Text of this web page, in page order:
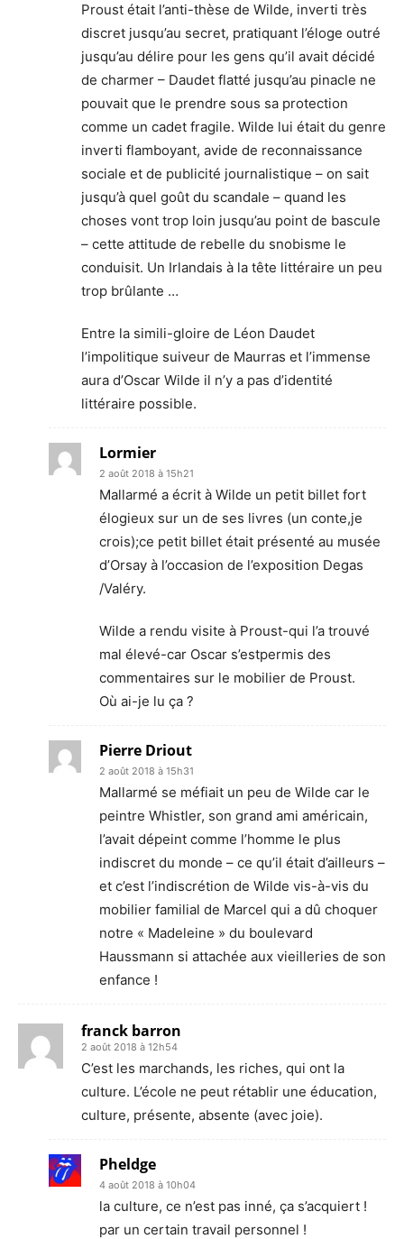
Proust était l’anti-thèse de Wilde, inverti très
discret jusqu’au secret, pratiquant l’éloge outré
jusqu’au délire pour les gens qu’il avait décidé
de charmer – Daudet flatté jusqu’au pinacle ne
pouvait que le prendre sous sa protection
comme un cadet fragile. Wilde lui était du genre
inverti flamboyant, avide de reconnaissance
sociale et de publicité journalistique – on sait
jusqu’à quel goût du scandale – quand les
choses vont trop loin jusqu’au point de bascule
– cette attitude de rebelle du snobisme le
conduisit. Un Irlandais à la tête littéraire un peu
trop brûlante …
Entre la simili-gloire de Léon Daudet
l’impolitique suiveur de Maurras et l’immense
aura d’Oscar Wilde il n’y a pas d’identité
littéraire possible.
Lormier
2 août 2018 à 15h21
Mallarmé a écrit à Wilde un petit billet fort
élogieux sur un de ses livres (un conte,je
crois);ce petit billet était présenté au musée
d’Orsay à l’occasion de l’exposition Degas
/Valéry.
Wilde a rendu visite à Proust-qui l’a trouvé
mal élevé-car Oscar s’estpermis des
commentaires sur le mobilier de Proust.
Où ai-je lu ça ?
Pierre Driout
2 août 2018 à 15h31
Mallarmé se méfiait un peu de Wilde car le
peintre Whistler, son grand ami américain,
l’avait dépeint comme l’homme le plus
indiscret du monde – ce qu’il était d’ailleurs –
et c’est l’indiscrétion de Wilde vis-à-vis du
mobilier familial de Marcel qui a dû choquer
notre « Madeleine » du boulevard
Haussmann si attachée aux vieilleries de son
enfance !
franck barron
2 août 2018 à 12h54
C’est les marchands, les riches, qui ont la
culture. L’école ne peut rétablir une éducation,
culture, présente, absente (avec joie).
Pheldge
4 août 2018 à 10h04
la culture, ce n’est pas inné, ça s’acquiert !
par un certain travail personnel !